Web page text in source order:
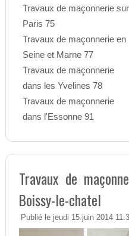
Travaux de maçonnerie sur
Paris 75
Travaux de maçonnerie en
Seine et Marne 77
Travaux de maçonnerie
dans les Yvelines 78
Travaux de maçonnerie
dans l'Essonne 91
Travaux de
Boissy-le-chatel
Publié le jeudi 15 juin 2014